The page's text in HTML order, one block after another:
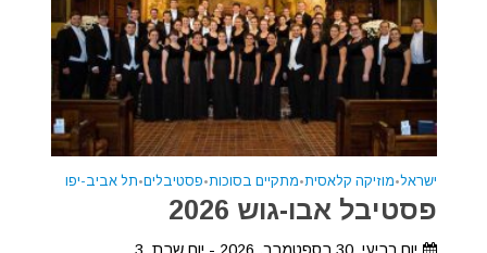
ישראל•מוזיקה קלאסית•מתקיים בסוכות•פסטיבלים•תל אביב-יפו
פסטיבל אבו-גוש 2026
יום רביעי, 30 בספטמבר, 2026 - יום שבת, 3